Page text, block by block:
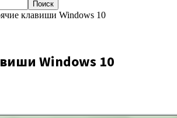
клавиши Windows 10
Windows 10